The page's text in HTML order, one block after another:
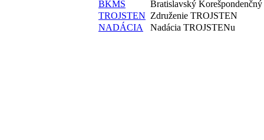
BKMS
Bratislavský
TROJSTEN Združenie TROJSTEN
NADÁCIA
Nadácia TROJSTENu